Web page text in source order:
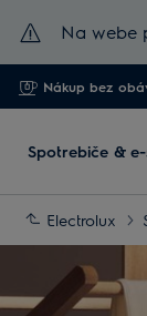
Na webe
Nákup bez
Spotrebiče &
Electrolux